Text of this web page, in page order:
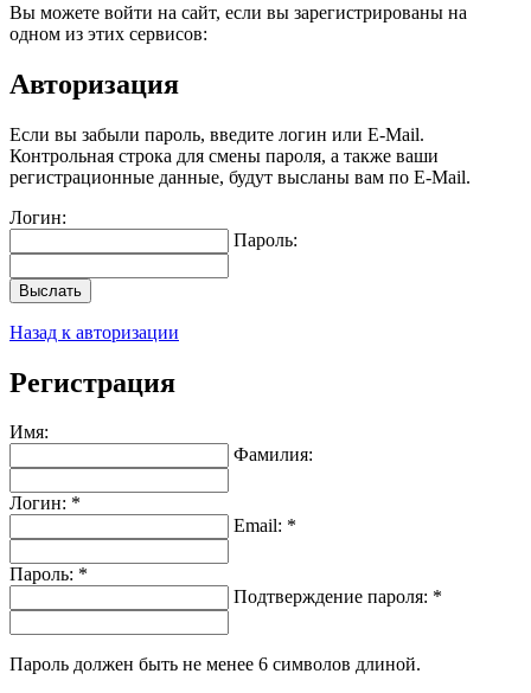
Вы можете войти на сайт, если вы зарегистрированы на
одном из этих сервисов:
Авторизация
Если вы забыли пароль, введите логин или E-Mail.
Контрольная строка для смены пароля, а также ваши
регистрационные данные, будут высланы вам по E-Mail.
Логин:
Пароль:
Выслать
Назад к авторизации
Регистрация
Имя:
Фамилия:
Логин: *
Email: *
Пароль: *
Подтверждение пароля: *
Пароль должен быть не менее 6 символов длиной.